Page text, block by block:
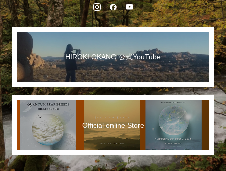
HIROKI OKANO 公式YouTube
Official online Store